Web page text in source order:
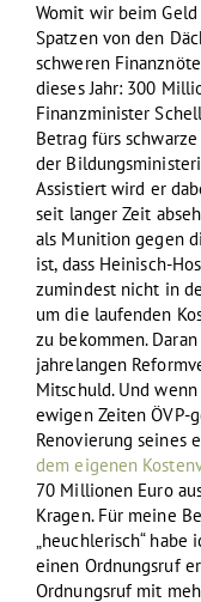
Womit wir beim
Spatzen von den
schweren
dieses Jahr: 300
Finanzminister
Betrag fürs
der
Assistiert wird er
seit langer Zeit
als Munition gegen
ist, dass Heinisch-
zumindest nicht in
um die laufenden
zu bekommen.
jahrelangen
Mitschuld. Und
ewigen Zeiten ÖVP-
Renovierung seines
dem eigenen
70 Millionen Euro
Kragen. Für meine
„heuchlerisch“ habe
einen Ordnungsruf
Ordnungsruf mit